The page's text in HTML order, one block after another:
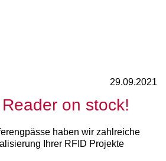
29.09.2021
on stock!
haben wir zahlreiche
Ihrer RFID Projekte